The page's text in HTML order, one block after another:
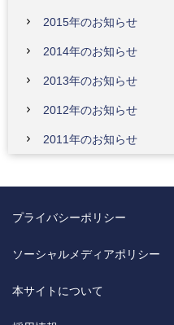
2015年のお知らせ
2014年のお知らせ
2013年のお知らせ
2012年のお知らせ
2011年のお知らせ
プライバシーポリシー
ソーシャルメディアポリシー
本サイトについて